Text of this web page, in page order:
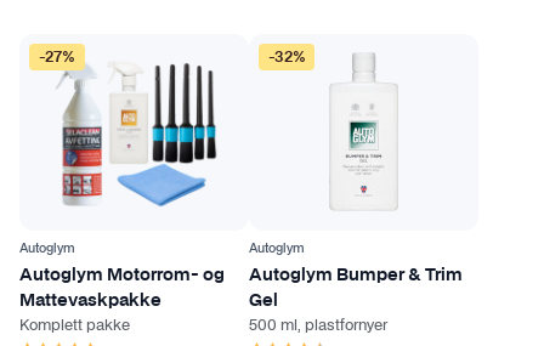
d
a
n
-27%
Autoglym
Autoglym Motorrom- og
Mattevaskpakke
Komplett pakke
-32%
Autoglym
Autoglym Bumper & Trim
Gel
500 ml, plastfornyer